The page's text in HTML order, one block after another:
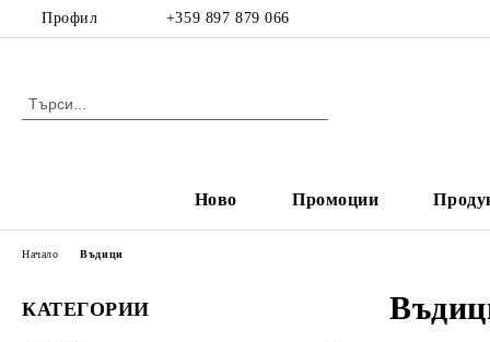
Профил +359 897 879 066
Ново Промоции
КАТЕГОРИИ
Начало Въдици